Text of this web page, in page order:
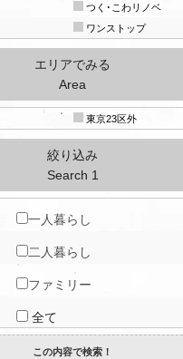
つく･こわリノベ
ワンストップ
エリアでみる
Area
東京23区外
絞り込み
Search 1
一人暮らし
二人暮らし
ファミリー
全て